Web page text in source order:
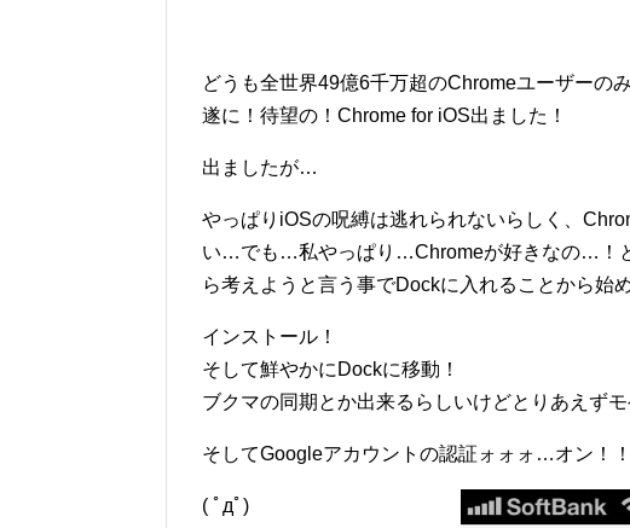
どうも全世界49億6千万超のChromeユーザーのみ
遂に！待望の！Chrome for iOS出ました！
出ましたが…
やっぱりiOSの呪縛は逃れられないらしく、
い…でも…私やっぱり…Chromeが好きなの…！
ら考えようと言う事でDockに入れることから始
インストール！
そして鮮やかにDockに移動！
ブクマの同期とか出来るらしいけどとりあえず
そしてGoogleアカウントの認証ォォォ…オン！！
( ﾟдﾟ)